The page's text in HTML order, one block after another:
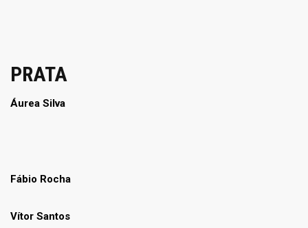
PRATA
Áurea Silva
Fábio Rocha
Vítor Santos